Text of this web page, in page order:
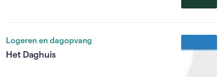
Logeren en dagopvang
Het Daghuis